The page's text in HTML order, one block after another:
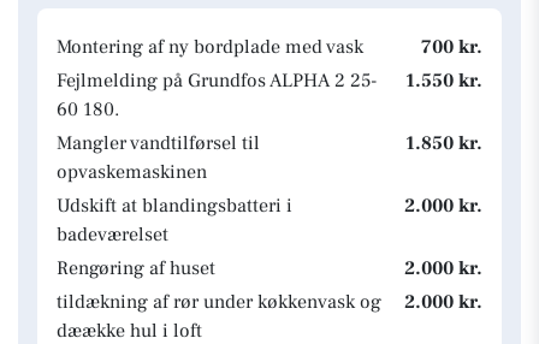
Montering af ny bordplade med vask
700 kr.
Fejlmelding på Grundfos ALPHA 2 25-
60 180.
1.550 kr.
Mangler vandtilførsel til
opvaskemaskinen
1.850 kr.
Udskift at blandingsbatteri i
badeværelset
2.000 kr.
Rengøring af huset
2.000 kr.
tildækning af rør under køkkenvask og
dæække hul i loft
2.000 kr.